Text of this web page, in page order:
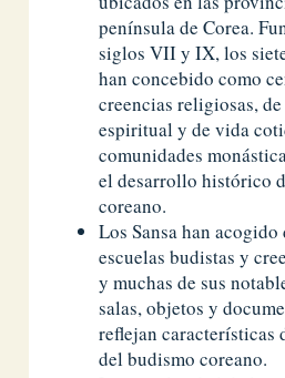
península de Corea.
siglos VII y IX, los
han concebido como
creencias religiosas,
espiritual y de vida
comunidades
el desarrollo histórico
coreano.
Los Sansa han acogido
escuelas budistas y
y muchas de sus
salas, objetos y
reflejan características
del budismo coreano.